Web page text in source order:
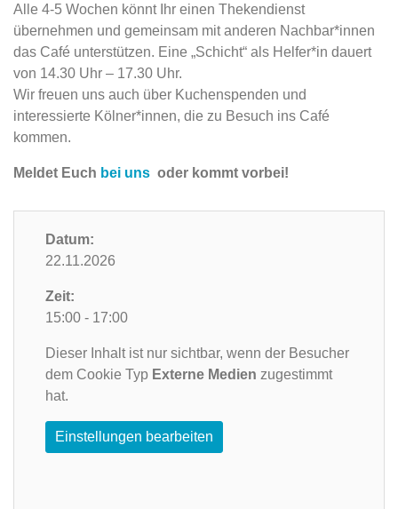
Alle 4-5 Wochen könnt Ihr einen Thekendienst
übernehmen und gemeinsam mit anderen Nachbar*innen
das Café unterstützen. Eine „Schicht“ als Helfer*in dauert
von 14.30 Uhr – 17.30 Uhr.
Wir freuen uns auch über Kuchenspenden und
interessierte Kölner*innen, die zu Besuch ins Café
kommen.
Meldet Euch bei uns oder kommt vorbei!
Datum:
22.11.2026
Zeit:
15:00 - 17:00
Dieser Inhalt ist nur sichtbar, wenn der Besucher
dem Cookie Typ Externe Medien zugestimmt
hat.
Einstellungen bearbeiten